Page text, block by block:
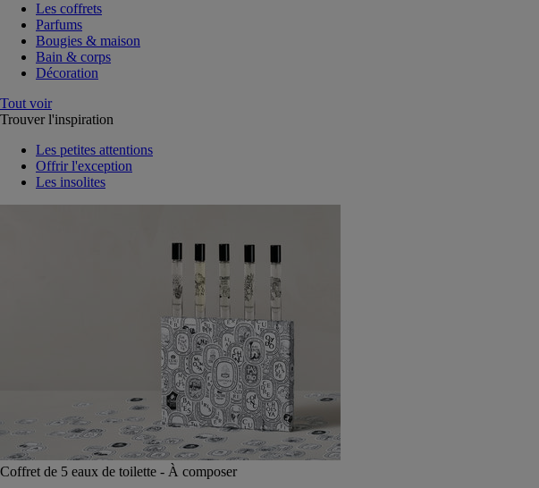
Les coffrets
Parfums
Bougies & maison
Bain & corps
Décoration
Tout voir
Trouver l'inspiration
Les petites attentions
Offrir l'exception
Les insolites
Coffret de 5 eaux de toilette - À composer